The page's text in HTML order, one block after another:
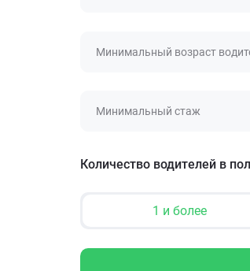
Минимальный возраст
Минимальный стаж
Количество водителей в
1 и более